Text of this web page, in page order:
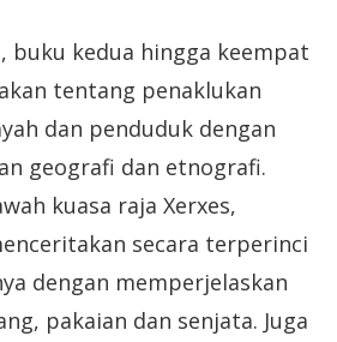
buku kedua hingga keempat
tentang penaklukan
dan penduduk dengan
geografi dan etnografi.
kuasa raja Xerxes,
secara terperinci
dengan memperjelaskan
pakaian dan senjata. Juga